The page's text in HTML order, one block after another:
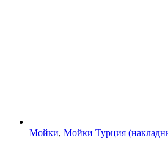
Мойки, Мойки Турция